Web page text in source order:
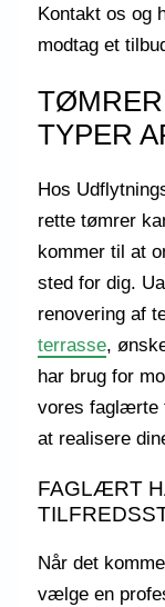
Kontakt os og
modtag et
TYPER
Hos
rette tømrer
kommer til at
sted for dig.
renovering af
terrasse,
har brug for
vores faglærte
at realisere
FAGLÆRT
Når det
vælge en